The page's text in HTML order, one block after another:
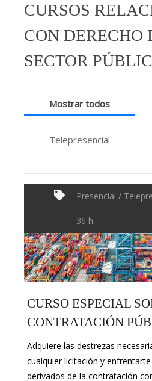
CURSOS
CON DERECHO
SECTOR
Mostrar todos
Telepresencial
Presencial /
36 h.
CURSO ESPECIAL
CONTRATACIÓN
Adquiere las destrezas
cualquier licitación y
derivados de la contratación